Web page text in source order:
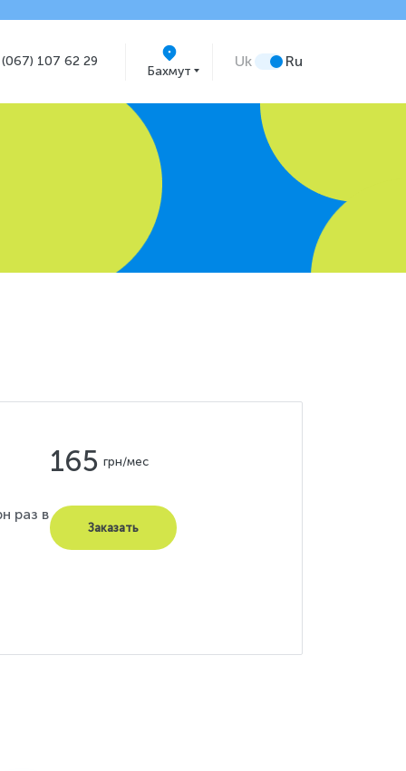
107 62 29
Бахмут
Uk Ru
раз в
165 грн/мес
Заказать